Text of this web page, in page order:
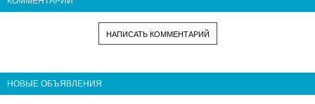
НАПИСАТЬ КОММЕНТАРИЙ
НОВЫЕ ОБЪЯВЛЕНИЯ